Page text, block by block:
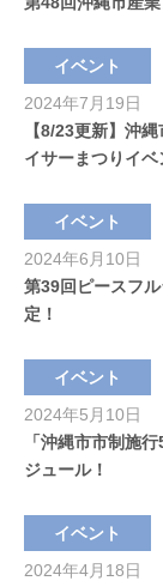
イベント
2024年7月19日
【8/23更新】沖
イサーまつりイベ
イベント
2024年6月10日
第39回ピースフ
定！
イベント
2024年5月10日
「沖縄市市制施
ジュール！
イベント
2024年4月18日